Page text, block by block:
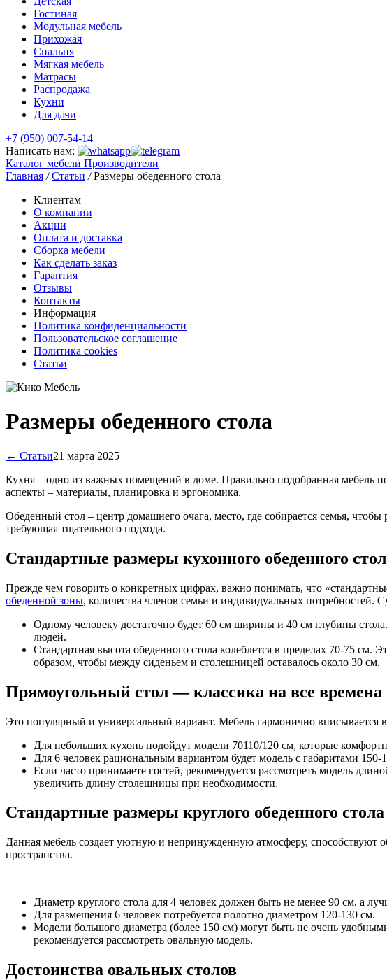
Гостиная
Модульная мебель
Прихожая
Спальня
Мягкая мебель
Матрасы
Распродажа
Кухни
Для дачи
+7 (950) 007-54-14
Написать нам:
Каталог мебели Производители
Главная / Статьи / Размеры обеденного стола
Клиентам
О компании
Акции
Оплата и доставка
Сборка мебели
Как сделать заказ
Гарантия
Отзывы
Контакты
Информация
Политика конфиденциальности
Пользовательское соглашение
Политика cookies
Статьи
Размеры обеденного стола
← Статьи21 марта 2025
Кухня – одно из важных помещений в доме. Правильно подобранная мебель
аспекты – материалы, планировка и эргономика.
Обеденный стол – центр домашнего очага, место, где собирается семья,
требующая тщательного подхода.
Стандартные размеры кухонного обеденного
Прежде чем говорить о конкретных цифрах, важно понимать, что
обеденной зоны, количества членов семьи и индивидуальных потребностей.
Одному человеку достаточно будет 60 см ширины и 40 см глубины
людей.
Стандартная высота обеденного стола колеблется в пределах 70-75
образом, чтобы между сиденьем и столешницей оставалось около 30 см.
Прямоугольный стол — классика на все времена
Это популярный и универсальный вариант. Мебель гармонично вписывается в
Для небольших кухонь подойдут модели 70110/120 см, которые
Для 6 человек рациональным вариантом будет модель с габаритами
Если часто принимаете гостей, рекомендуется рассмотреть модель
увеличить длину столешницы при необходимости.
Стандартные размеры круглого обеденного стола
Данная мебель создает уютную и непринужденную атмосферу, способствуют
пространства.
Диаметр круглого стола для 4 человек должен быть не менее 90 см, а
Для размещения 6 человек потребуется полотно диаметром 120-130 см.
Модели большого диаметра (более 150 см) могут быть не очень
рекомендуется рассмотреть овальную модель.
Достоинства овальных столов